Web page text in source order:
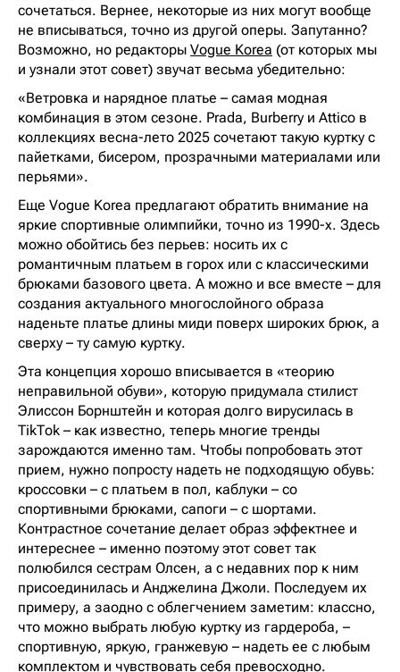
сочетаться. Вернее, некоторые из них могут вообще
не вписываться, точно из другой оперы. Запутанно?
Возможно, но редакторы Vogue Korea (от которых мы
и узнали этот совет) звучат весьма убедительно:
«Ветровка и нарядное платье – самая модная
комбинация в этом сезоне. Prada, Burberry и Attico в
коллекциях весна-лето 2025 сочетают такую куртку с
пайетками, бисером, прозрачными материалами или
перьями».
Еще Vogue Korea предлагают обратить внимание на
яркие спортивные олимпийки, точно из 1990-х. Здесь
можно обойтись без перьев: носить их с
романтичным платьем в горох или с классическими
брюками базового цвета. А можно и все вместе – для
создания актуального многослойного образа
наденьте платье длины миди поверх широких брюк, а
сверху – ту самую куртку.
Эта концепция хорошо вписывается в «теорию
неправильной обуви», которую придумала стилист
Элиссон Борнштейн и которая долго вирусилась в
TikTok – как известно, теперь многие тренды
зарождаются именно там. Чтобы попробовать этот
прием, нужно попросту надеть не подходящую обувь:
кроссовки – с платьем в пол, каблуки – со
спортивными брюками, сапоги – с шортами.
Контрастное сочетание делает образ эффектнее и
интереснее – именно поэтому этот совет так
полюбился сестрам Олсен, а с недавних пор к ним
присоединилась и Анджелина Джоли. Последуем их
примеру, а заодно с облегчением заметим: классно,
что можно выбрать любую куртку из гардероба, –
спортивную, яркую, гранжевую – надеть ее с любым
комплектом и чувствовать себя превосходно.